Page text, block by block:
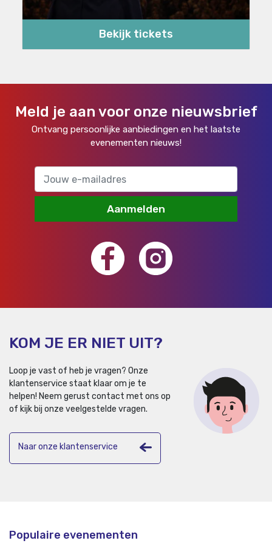
Bekijk tickets
Meld je aan voor onze nieuwsbrief
Ontvang persoonlijke aanbiedingen en het laatste
evenementen nieuws!
Aanmelden
KOM JE ER NIET UIT?
Loop je vast of heb je vragen? Onze
klantenservice staat klaar om je te
helpen! Neem gerust contact met ons op
of kijk bij onze veelgestelde vragen.
Naar onze klantenservice
Populaire evenementen